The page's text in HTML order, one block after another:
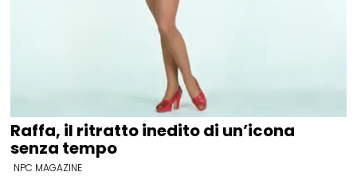
Raffa, il ritratto inedito di un’icona
senza tempo
NPC MAGAZINE